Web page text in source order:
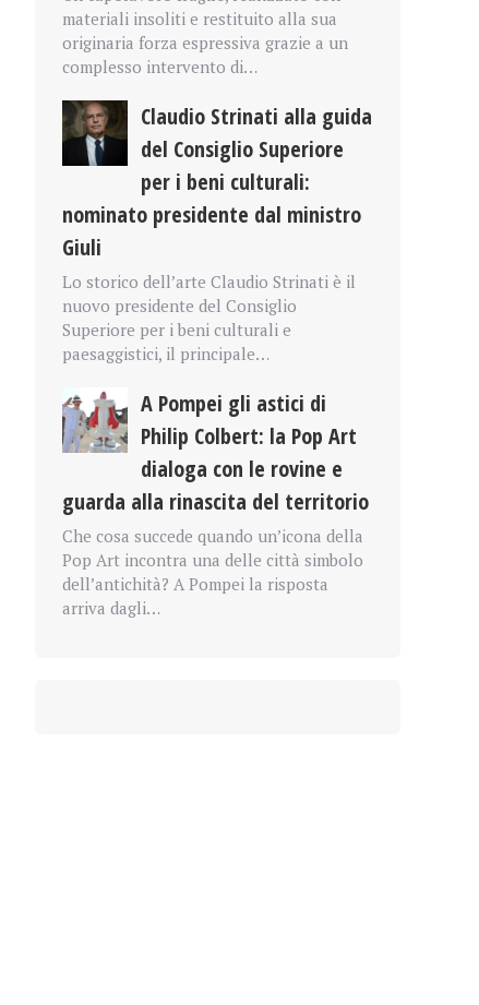
materiali insoliti e restituito alla sua
originaria forza espressiva grazie a un
complesso intervento di…
Claudio Strinati alla guida
del Consiglio Superiore
per i beni culturali:
nominato presidente dal ministro
Giuli
Lo storico dell’arte Claudio Strinati è il
nuovo presidente del Consiglio
Superiore per i beni culturali e
paesaggistici, il principale…
A Pompei gli astici di
Philip Colbert: la Pop Art
dialoga con le rovine e
guarda alla rinascita del territorio
Che cosa succede quando un’icona della
Pop Art incontra una delle città simbolo
dell’antichità? A Pompei la risposta
arriva dagli…